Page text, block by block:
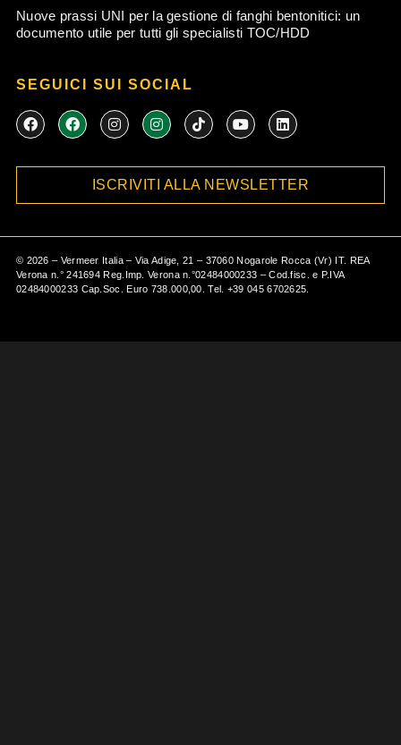
Nuove prassi UNI per la gestione di fanghi bentonitici: un
documento utile per tutti gli specialisti TOC/HDD
SEGUICI SUI SOCIAL
F
a
o
F
a
o
I
n
g
r
I
n
g
r
T
i
k
Y
o
b
e
L
i
d
i
ISCRIVITI ALLA NEWSLETTER
© 2026 – Vermeer Italia – Via Adige, 21 – 37060 Nogarole Rocca (Vr) IT. REA
Verona n.° 241694 Reg.Imp. Verona n.°02484000233 – Cod.fisc. e P.IVA
02484000233 Cap.Soc. Euro 738.000,00. Tel. +39 045 6702625